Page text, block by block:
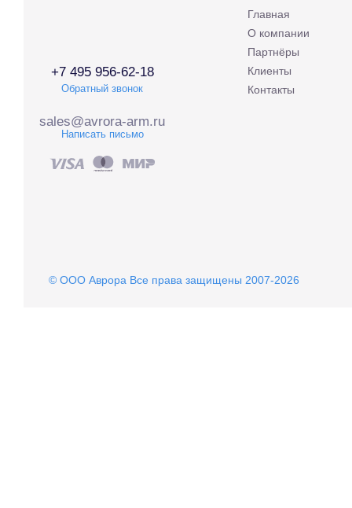
+7 495 956-62-18
Обратный звонок
sales@avrora-arm.ru
Написать письмо
Главная
О компании
Партнёры
Клиенты
Контакты
© OOO Аврора Все права защищены 2007-2026